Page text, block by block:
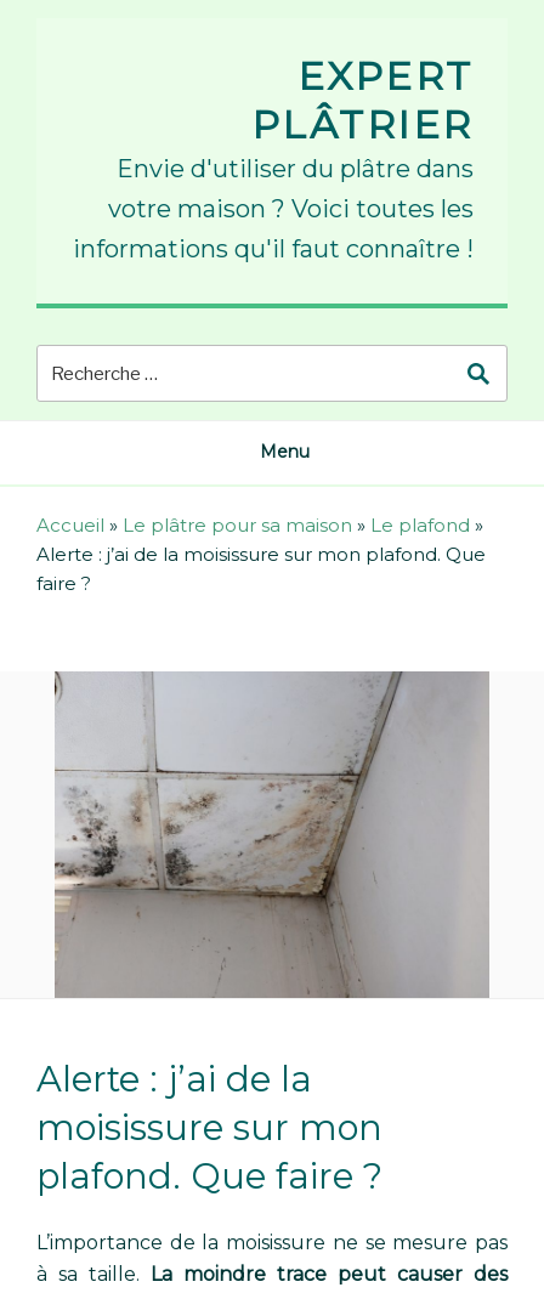
EXPERT
PLÂTRIER
Envie d'utiliser du plâtre dans
votre maison ? Voici toutes les
informations qu'il faut connaître !
Menu
Accueil » Le plâtre pour sa maison » Le plafond »
Alerte : j’ai de la moisissure sur mon plafond. Que
faire ?
Alerte : j’ai de la
moisissure sur mon
plafond. Que faire ?
L’importance de la moisissure ne se mesure pas
à sa taille.
La moindre trace peut causer des